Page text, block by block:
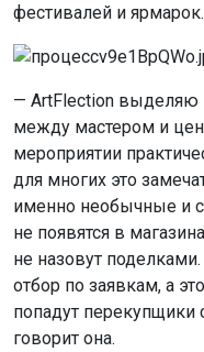
фестивалей и ярмарок.
— ArtFlection выделяю
между мастером и
мероприятии
для многих это
именно необычные и
не появятся в
не назовут
отбор по заявкам, а
попадут перекупщики
говорит она.